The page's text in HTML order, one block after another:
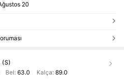
20
(S)
Bel: 63.0 Kalça: 89.0